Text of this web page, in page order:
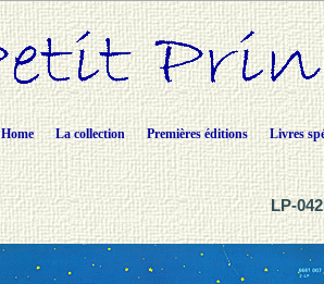
Home La collection Premières éditions Livres
LP-